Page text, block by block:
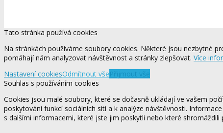
Tato stránka používá cookies
Na stránkách používáme soubory cookies. Některé jsou nezbytné
pomáhají nám analyzovat návštěvnost a stránky zlepšovat. Více
Nastavení cookiesOdmítnout všePřijmout vše
Souhlas s používáním cookies
Cookies jsou malé soubory, které se dočasně ukládají ve vašem
poskytování funkcí sociálních sítí a k analýze návštěvnosti.
s dalšími informacemi, které jste jim poskytli nebo které shromáždili